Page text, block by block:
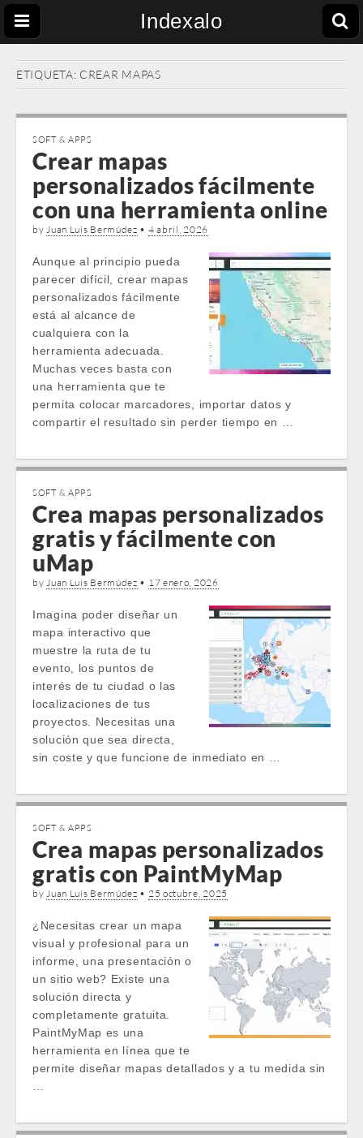
Indexalo
ETIQUETA: CREAR MAPAS
SOFT & APPS
Crear mapas
personalizados fácilmente
con una herramienta online
byJuan Luis Bermúdez • 4 abril, 2026
Aunque al principio pueda
parecer difícil, crear mapas
personalizados fácilmente
está al alcance de
cualquiera con la
herramienta adecuada.
Muchas veces basta con
una herramienta que te
permita colocar marcadores, importar datos y
compartir el resultado sin perder tiempo en …
SOFT & APPS
Crea mapas personalizados
gratis y fácilmente con
uMap
byJuan Luis Bermúdez • 17 enero, 2026
Imagina poder diseñar un
mapa interactivo que
muestre la ruta de tu
evento, los puntos de
interés de tu ciudad o las
localizaciones de tus
proyectos. Necesitas una
solución que sea directa,
sin coste y que funcione de inmediato en …
SOFT & APPS
Crea mapas personalizados
gratis con PaintMyMap
byJuan Luis Bermúdez • 25 octubre, 2025
¿Necesitas crear un mapa
visual y profesional para un
informe, una presentación o
un sitio web? Existe una
solución directa y
completamente gratuita.
PaintMyMap es una
herramienta en línea que te
permite diseñar mapas detallados y a tu medida sin